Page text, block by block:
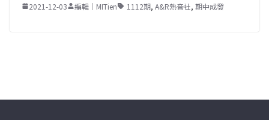
2021-12-03 編輯｜MITien 1112期, A&R熱音社, 期中成發